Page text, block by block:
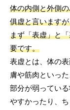
体の内側と外側
俱虚と言います
まず「表虚」と
要です。
表虚とは、体の
膚や筋肉といっ
部分が弱ってい
やすかったり、